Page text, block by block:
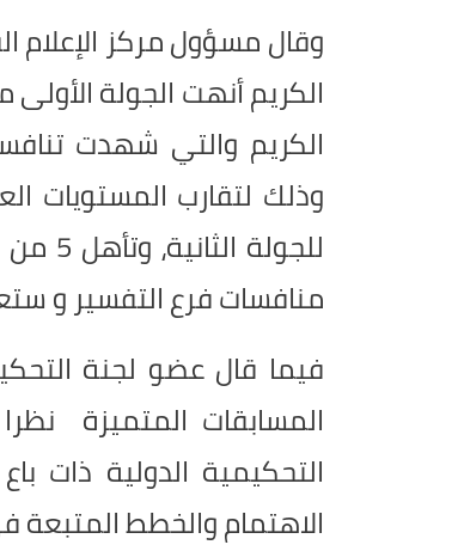
وقال مسؤول مركز الإعلام
الكريم أنهت الجولة الأولى
الكريم والتي شهدت
منافسات فرع التفسير و
فيما قال عضو لجنة
المسابقات المتميزة
التحكيمية الدولية ذات
الاهتمام والخطط